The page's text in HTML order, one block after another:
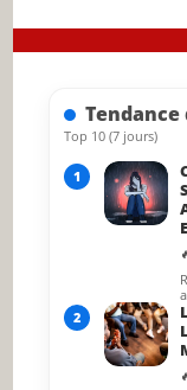
Top 10 (7 jours)
1
2